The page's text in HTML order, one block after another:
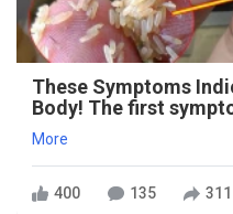
These Symptoms
Body! The first
More
400 135 311